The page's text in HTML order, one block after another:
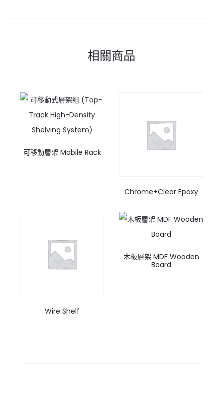
相關商品
可移動層架 Mobile Rack
Chrome+Clear Epoxy
Wire Shelf
木板層架 MDF Wooden
Board